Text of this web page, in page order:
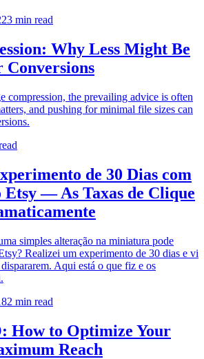
3 min read
Why Less Might Be
compression, the prevailing advice is often
and pushing for minimal file sizes can
de 30 Dias com
— As Taxas de Clique
simples alteração na miniatura pode
Realizei um experimento de 30 dias e vi
Aqui está o que fiz e os
2 min read
How to Optimize Your
Reach